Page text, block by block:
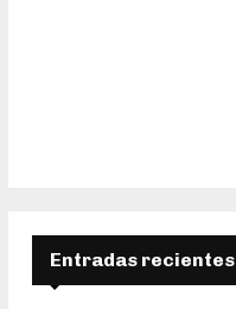
Entradas recientes